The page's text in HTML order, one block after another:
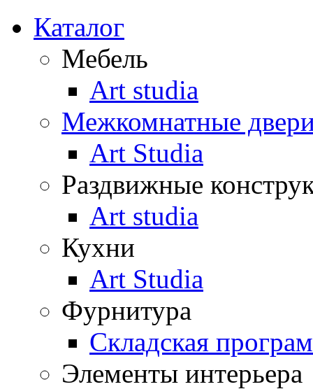
Каталог
Мебель
Art studia
Межкомнатные
Art Studia
Раздвижные
Art studia
Кухни
Art Studia
Фурнитура
Складская
Элементы интерьера